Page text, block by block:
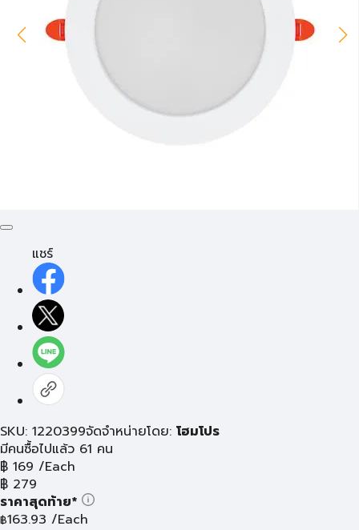
แชร์
SKU: 1220399จัดจำหน่ายโดย: โฮมโปร
มีคนซื้อไปแล้ว 61 คน
฿ 169 /Each
฿ 279
ราคาสุดท้าย*
฿163.93 /Each